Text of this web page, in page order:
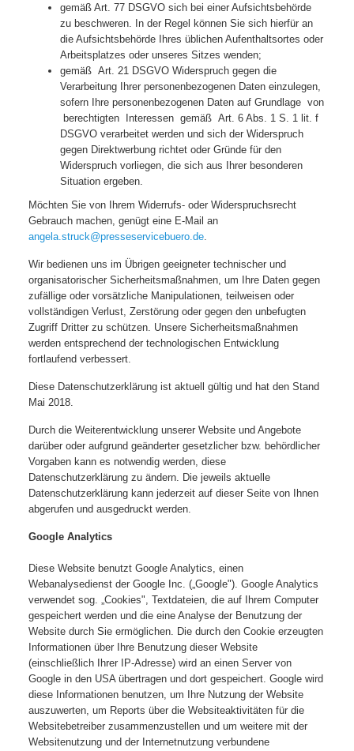
gemäß Art. 77 DSGVO sich bei einer Aufsichtsbehörde
zu beschweren. In der Regel können Sie sich hierfür an
die Aufsichtsbehörde Ihres üblichen Aufenthaltsortes oder
Arbeitsplatzes oder unseres Sitzes wenden;
gemäß Art. 21 DSGVO Widerspruch gegen die
Verarbeitung Ihrer personenbezogenen Daten einzulegen,
sofern Ihre personenbezogenen Daten auf Grundlage von
berechtigten Interessen gemäß Art. 6 Abs. 1 S. 1 lit. f
DSGVO verarbeitet werden und sich der Widerspruch
gegen Direktwerbung richtet oder Gründe für den
Widerspruch vorliegen, die sich aus Ihrer besonderen
Situation ergeben.
Möchten Sie von Ihrem Widerrufs- oder Widerspruchsrecht
Gebrauch machen, genügt eine E-Mail an
angela.struck@presseservicebuero.de.
Wir bedienen uns im Übrigen geeigneter technischer und
organisatorischer Sicherheitsmaßnahmen, um Ihre Daten gegen
zufällige oder vorsätzliche Manipulationen, teilweisen oder
vollständigen Verlust, Zerstörung oder gegen den unbefugten
Zugriff Dritter zu schützen. Unsere Sicherheitsmaßnahmen
werden entsprechend der technologischen Entwicklung
fortlaufend verbessert.
Diese Datenschutzerklärung ist aktuell gültig und hat den Stand
Mai 2018.
Durch die Weiterentwicklung unserer Website und Angebote
darüber oder aufgrund geänderter gesetzlicher bzw. behördlicher
Vorgaben kann es notwendig werden, diese
Datenschutzerklärung zu ändern. Die jeweils aktuelle
Datenschutzerklärung kann jederzeit auf dieser Seite von Ihnen
abgerufen und ausgedruckt werden.
Google Analytics
Diese Website benutzt Google Analytics, einen
Webanalysedienst der Google Inc. („Google"). Google Analytics
verwendet sog. „Cookies", Textdateien, die auf Ihrem Computer
gespeichert werden und die eine Analyse der Benutzung der
Website durch Sie ermöglichen. Die durch den Cookie erzeugten
Informationen über Ihre Benutzung dieser Website
(einschließlich Ihrer IP-Adresse) wird an einen Server von
Google in den USA übertragen und dort gespeichert. Google wird
diese Informationen benutzen, um Ihre Nutzung der Website
auszuwerten, um Reports über die Websiteaktivitäten für die
Websitebetreiber zusammenzustellen und um weitere mit der
Websitenutzung und der Internetnutzung verbundene